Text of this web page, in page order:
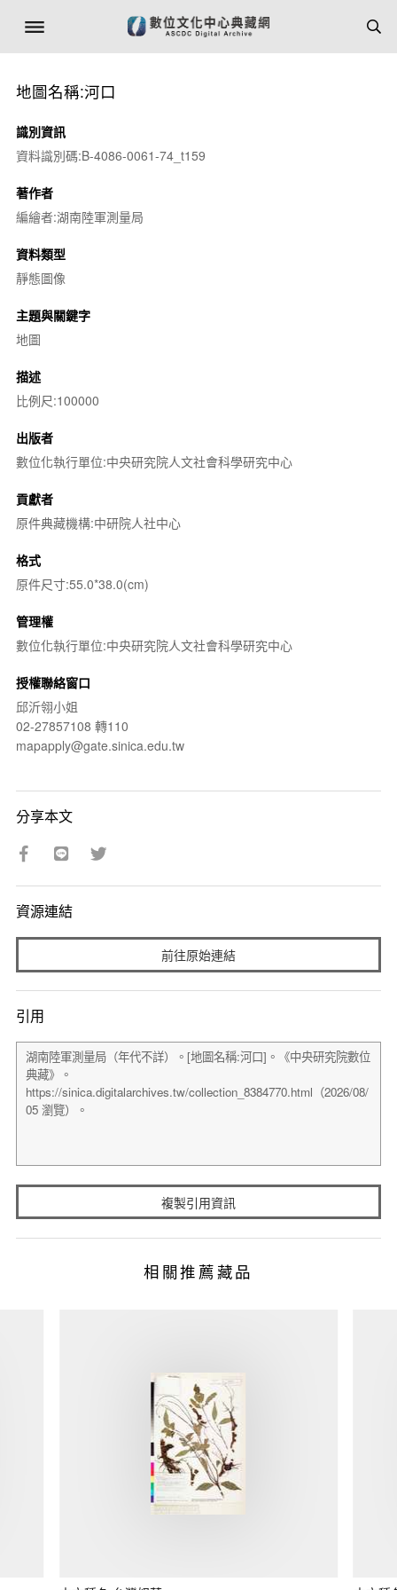
地圖名稱:河口
識別資訊
資料識別碼:B-4086-0061-74_t159
著作者
編繪者:湖南陸軍測量局
資料類型
靜態圖像
主題與關鍵字
地圖
描述
比例尺:100000
出版者
數位化執行單位:中央研究院人文社會科學研究中心
貢獻者
原件典藏機構:中研院人社中心
格式
原件尺寸:55.0*38.0(cm)
管理權
數位化執行單位:中央研究院人文社會科學研究中心
授權聯絡窗口
邱沂翎小姐
02-27857108 轉110
mapapply@gate.sinica.edu.tw
分享本文
資源連結
前往原始連結
引用
複製引用資訊
相關推薦藏品